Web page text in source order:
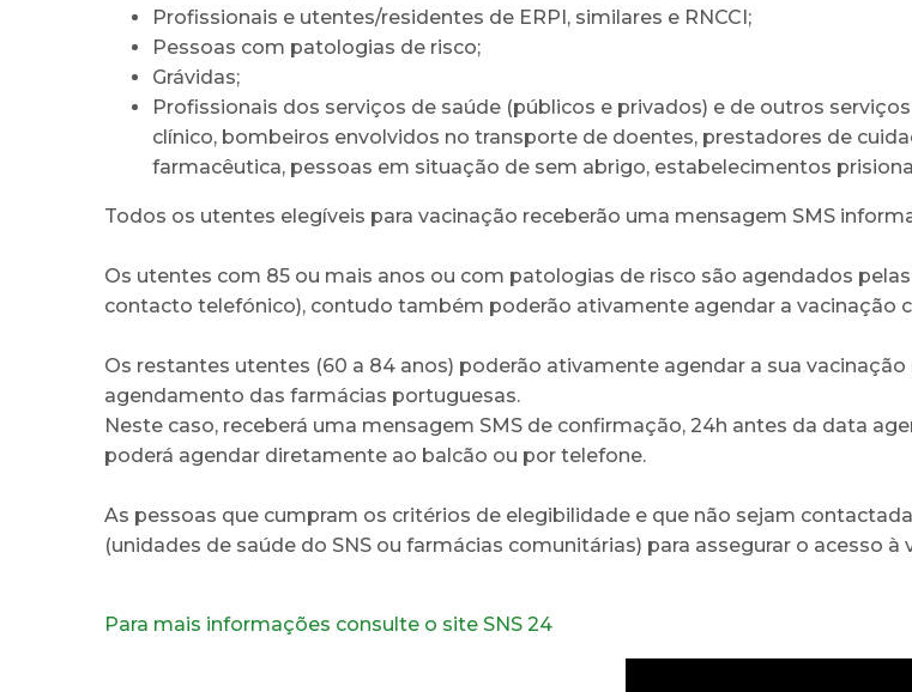
Profissionais e utentes/residentes de ERPI, similares e RNCCI;
Pessoas com patologias de risco;
Grávidas;
Profissionais dos serviços de saúde (públicos e privados) e de outros
clínico, bombeiros envolvidos no transporte de doentes, prestadores de
farmacêutica, pessoas em situação de sem abrigo, estabelecimentos
Todos os utentes elegíveis para vacinação receberão uma mensagem SMS
Os utentes com 85 ou mais anos ou com patologias de risco são agendados
contacto telefónico), contudo também poderão ativamente agendar a vacinação
Os restantes utentes (60 a 84 anos) poderão ativamente agendar a sua
agendamento das farmácias portuguesas.
Neste caso, receberá uma mensagem SMS de confirmação, 24h antes da data
poderá agendar diretamente ao balcão ou por telefone.
As pessoas que cumpram os critérios de elegibilidade e que não sejam
(unidades de saúde do SNS ou farmácias comunitárias) para assegurar o acesso à
Para mais informações consulte o site SNS 24